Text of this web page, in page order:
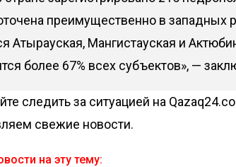
преимущественно в западных
Атырауская, Мангистауская и
более 67% всех субъектов», —
следить за ситуацией на
свежие новости.
на эту тему: